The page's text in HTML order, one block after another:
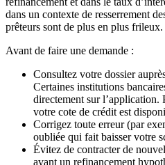
dans un contexte de resserrement
prêteurs sont de plus en plus frileux.
Avant de faire une demande :
Consultez votre dossier
Certaines institutions
directement sur l’application.
votre cote de crédit est
Corrigez toute erreur (par
oubliée qui fait baisser votre
Évitez de contracter de
avant un refinancement